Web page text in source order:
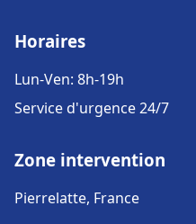
Horaires
Lun-Ven: 8h-19h
Service d'urgence 24/7
Zone intervention
Pierrelatte, France